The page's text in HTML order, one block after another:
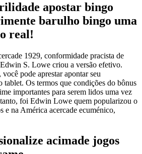
apostar bingo
barulho bingo uma
real!
1929, conformidade pracista de
S. Lowe criou a versão efetivo.
pode aprestar apontar seu
tablet. Os termos que condições do bônus
importantes para serem lidos uma vez
foi Edwin Lowe quem popularizou o
e na América acercade ecuménico,
acimade jogos